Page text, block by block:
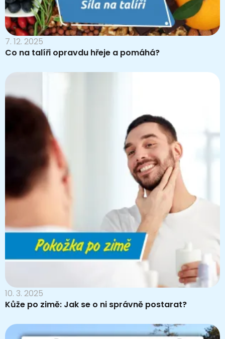
7. 12. 2025
Co na talíři opravdu hřeje a pomáhá?
10. 3. 2025
Kůže po zimě: Jak se o ni správně postarat?